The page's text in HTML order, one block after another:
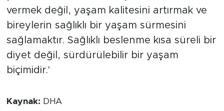
vermek değil, yaşam kalitesini artırmak ve
bireylerin sağlıklı bir yaşam sürmesini
sağlamaktır. Sağlıklı beslenme kısa süreli bir
diyet değil, sürdürülebilir bir yaşam
biçimidir.'
Kaynak: DHA